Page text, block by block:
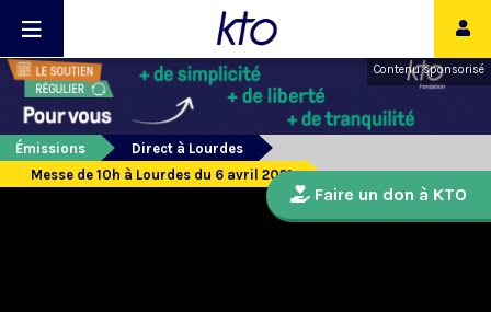
Contenu sponsorisé
Émissions
Direct à Lourdes
Messe de 10h à Lourdes du 6 avril 2021
Faire un don à KTO